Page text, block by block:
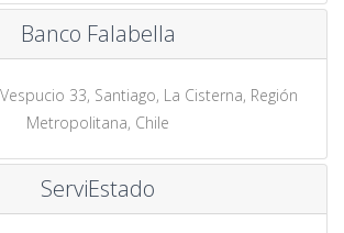
Banco Falabella
33, Santiago, La Cisterna, Región
Metropolitana, Chile
ServiEstado